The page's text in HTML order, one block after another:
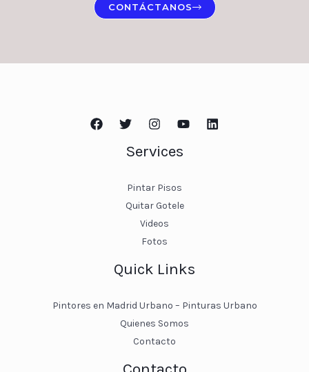
CONTÁCTANOS
Services
Pintar Pisos
Quitar Gotele
Videos
Fotos
Quick Links
Pintores en Madrid Urbano – Pinturas Urbano
Quienes Somos
Contacto